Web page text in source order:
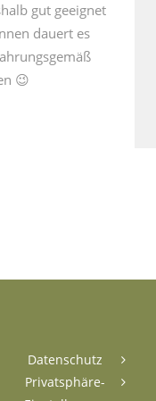
gut geeignet
dauert es
😉
Datenschutz
Privatsphäre-